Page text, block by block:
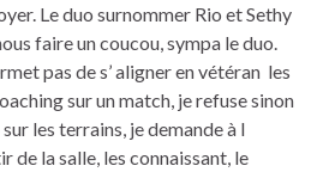
Le duo surnommer Rio et Sethy
faire un coucou, sympa le duo.
pas de s’ aligner en vétéran les
sur un match, je refuse sinon
les terrains, je demande à l
de la salle, les connaissant, le